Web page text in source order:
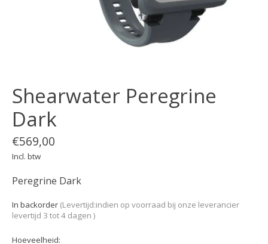
Shearwater Peregrine
Dark
€569,00
Incl. btw
Peregrine Dark
In backorder (Levertijd:indien op voorraad bij onze leverancier
levertijd 3 tot 4 dagen )
Hoeveelheid: